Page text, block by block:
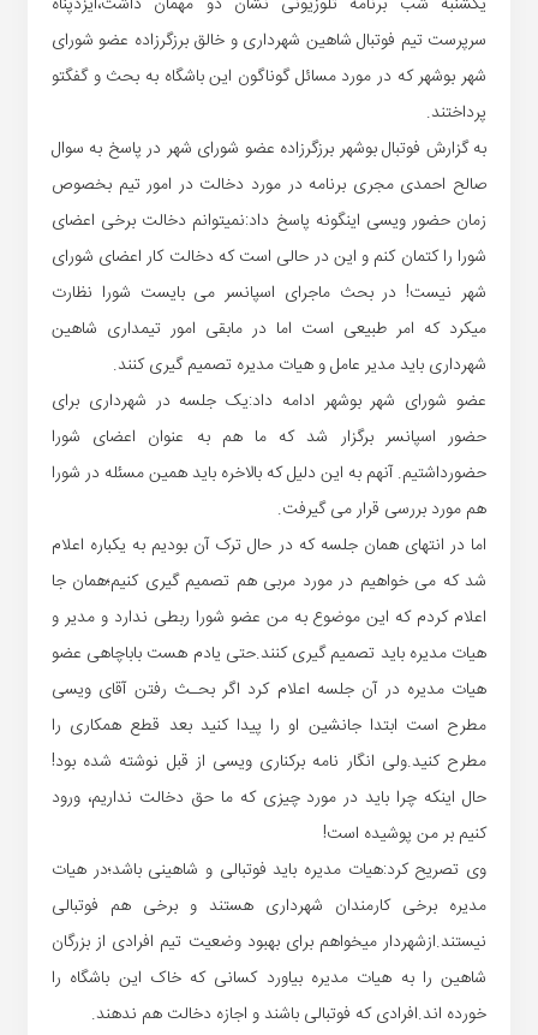
سرپرست تیم فوتبال شاهین شهرداری و خالق برزگرزاده عضو شورای
شهر بوشهرکه در مورد مسائل گوناگون اینباشگاه به بحث و گفگتو
پرداختند.
به گزارش فوتبالبوشهر برزگرزاده عضو شورای شهر در پاسخ به سوال
صالح احمدی مجری برنامه در مورد دخالت در امور تیم بخصوص
زمان حضور ویسی اینگونه پاسخ داد:نمیتوانم دخالت برخی اعضای
شورا راکتمان کنم و این در حالی است که دخالت کار اعضای شورای
شهر نیست! در بحث ماجرای اسپانسر می بایست شورا نظارت
میکرد که امر طبیعی است اما در مابقی امور تیمداری شاهین
شهرداری باید مدیر عاملوهیات مدیره تصمیم گیری کنند.
عضو‌ شورای شهر بوشهر ادامه داد:یک جلسه در شهرداری برای
حضور اسپانسر برگزار شد که ما هم به عنوان اعضای شورا
حضورداشتیم. آنهم به این دلیلکه بالاخره باید همینمسئله در شورا
هم مورد بررسی قرارمی گیرفت.
اما در انتهای همان جلسه که در حال ترکآن بودیم به یکباره اعلام
شد که می خواهیم در مورد مربی هم تصمیم گیری کنیم؛همان جا
اعلام کردم که این موضوع به من عضو شورا ربطی ندارد و مدیر و
هیات مدیره باید تصمیم گیری کنند.حتی یادم هست باباچاهی عضو
هیات مدیره در آن جلسه اعلام کرد اگر بحـث رفتن آقای ویسی
مطرح است ابتدا جانشین او را پیدا کنید بعد قطع همکاری را
مطرح کنید.ولی انگار نامه برکناری ویسی از قبل نوشته شده بود!
حال اینکه چرا باید در مورد چیزی که ما حق دخالت نداریم، ورود
کنیم بر من پوشیده است!
وی تصریح کرد:هیات مدیره باید فوتبالی و شاهینی باشد؛در هیات
مدیره برخی کارمندان شهرداری هستند و برخی هم فوتبالی
نیستند.ازشهردار میخواهم برای بهبود وضعیت تیم افرادی از بزرگان
شاهین را به هیات مدیره بیاورد کسانی که خاک این باشگاه را
خورده اند.افرادی که فوتبالی باشند و اجازه دخالت هم ندهند.